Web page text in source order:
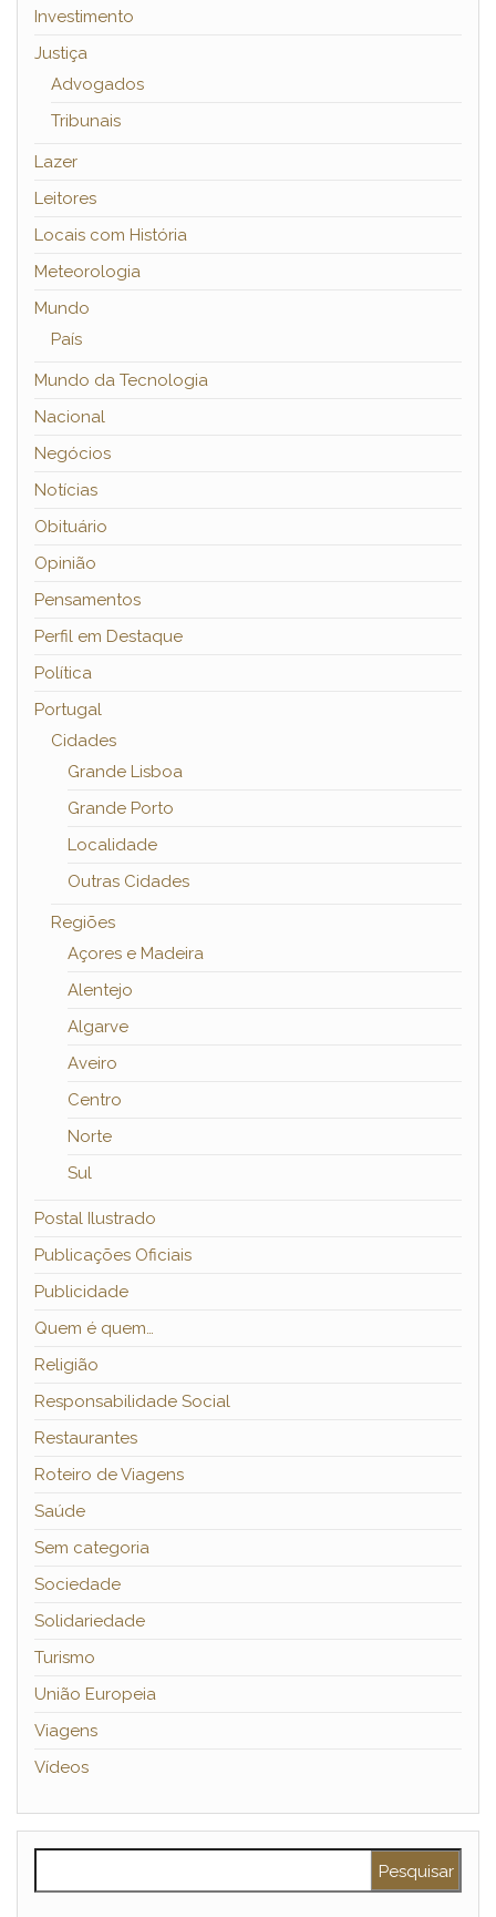
Investimento
Justiça
Advogados
Tribunais
Lazer
Leitores
Locais com História
Meteorologia
Mundo
País
Mundo da Tecnologia
Nacional
Negócios
Notícias
Obituário
Opinião
Pensamentos
Perfil em Destaque
Política
Portugal
Cidades
Grande Lisboa
Grande Porto
Localidade
Outras Cidades
Regiões
Açores e Madeira
Alentejo
Algarve
Aveiro
Centro
Norte
Sul
Postal Ilustrado
Publicações Oficiais
Publicidade
Quem é quem…
Religião
Responsabilidade Social
Restaurantes
Roteiro de Viagens
Saúde
Sem categoria
Sociedade
Solidariedade
Turismo
União Europeia
Viagens
Vídeos